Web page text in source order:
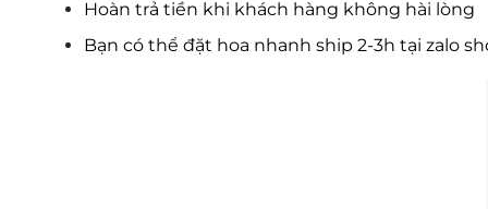
Hoàn trả tiền khi khách hàng không hài lòng
Bạn có thể đặt hoa nhanh ship 2-3h tại zalo